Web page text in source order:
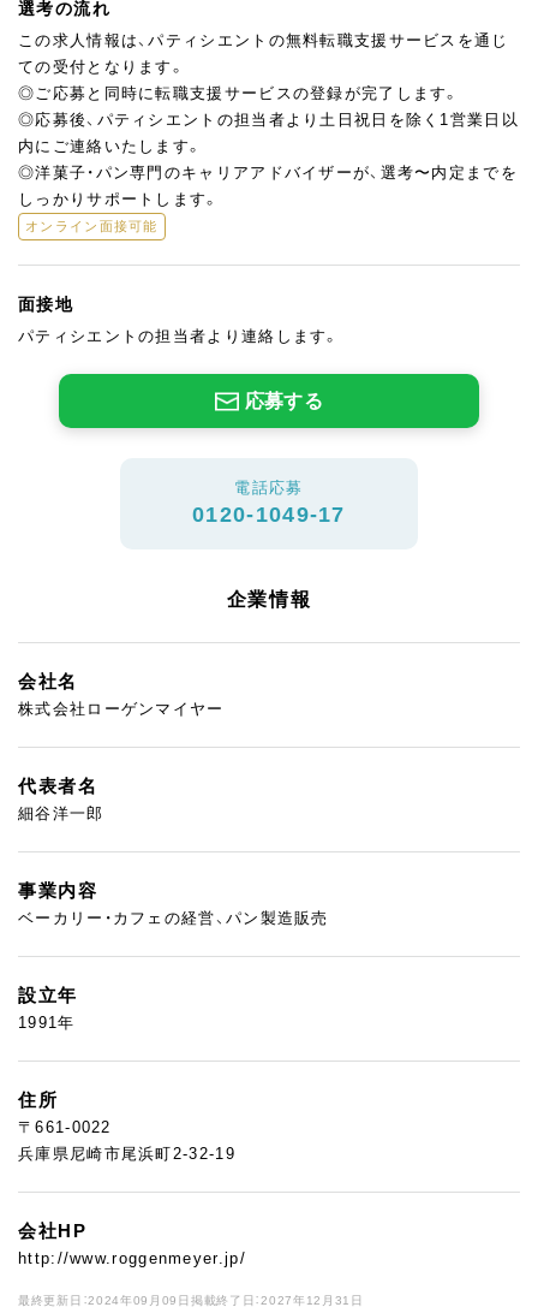
選考の流れ
この求人情報は、パティシエントの無料転職支援サービスを通じ
ての受付となります。
◎ご応募と同時に転職支援サービスの登録が完了します。
◎応募後、パティシエントの担当者より土日祝日を除く1営業日以
内にご連絡いたします。
◎洋菓子・パン専門のキャリアアドバイザーが、選考〜内定までを
しっかりサポートします。
オンライン面接可能
面接地
パティシエントの担当者より連絡します。
応募する
電話応募
0120-1049-17
企業情報
会社名
株式会社ローゲンマイヤー
代表者名
細谷洋一郎
事業内容
ベーカリー・カフェの経営、パン製造販売
設立年
1991年
住所
〒661-0022
兵庫県尼崎市尾浜町2-32-19
会社HP
http://www.roggenmeyer.jp/
最終更新日：2024年09月09日 掲載終了日：2027年12月31日